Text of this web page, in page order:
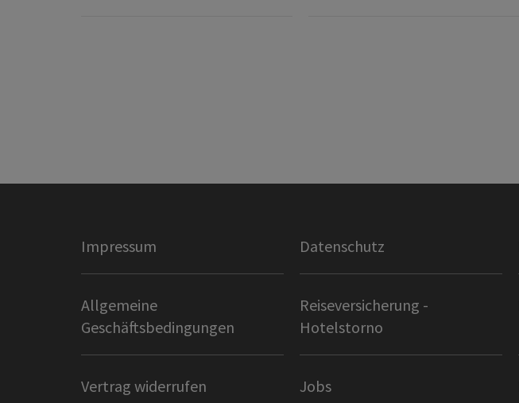
Impressum Datenschutz
Allgemeine
Geschäftsbedingungen
Reiseversicherung -
Hotelstorno
Vertrag widerrufen Jobs